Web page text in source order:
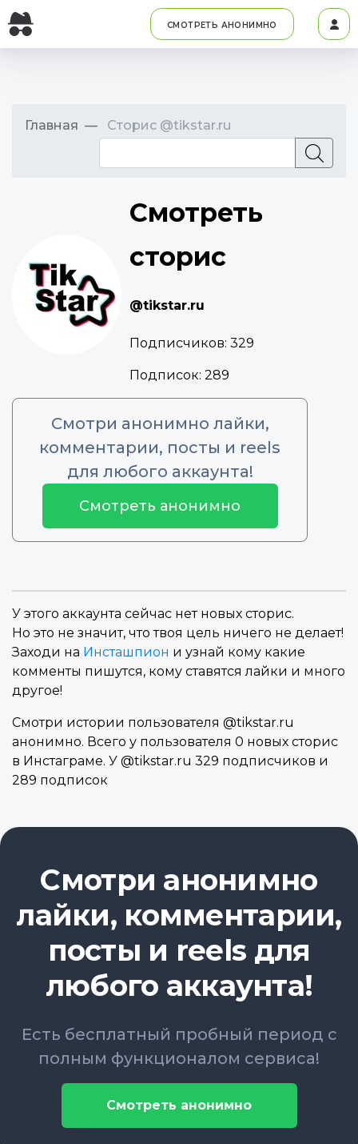
СМОТРЕТЬ АНОНИМНО
Главная Сторис @tikstar.ru
Смотреть
сторис
@tikstar.ru
Подписчиков: 329
Подписок: 289
Смотри анонимно лайки,
комментарии, посты и reels
для любого аккаунта!
Смотреть анонимно
У этого аккаунта сейчас нет новых сторис.
Но это не значит, что твоя цель ничего не делает!
Заходи на Инсташпион и узнай кому какие
комменты пишутся, кому ставятся лайки и много
другое!
Смотри истории пользователя @tikstar.ru
анонимно. Всего у пользователя 0 новых сторис
в Инстаграме. У @tikstar.ru 329 подписчиков и
289 подписок
Смотри анонимно
лайки, комментарии,
посты и reels для
любого аккаунта!
Есть бесплатный пробный период с
полным функционалом сервиса!
Смотреть анонимно